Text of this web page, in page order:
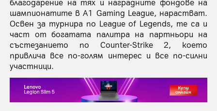
шампионатите в A1 Gaming League, нарастват.
Освен за турнира по League of Legends, те са и
част от богатата палитра на партньори на
състезанието по Counter-Strike 2, което
привлича все по-голям интерес и все по-силни
участници.